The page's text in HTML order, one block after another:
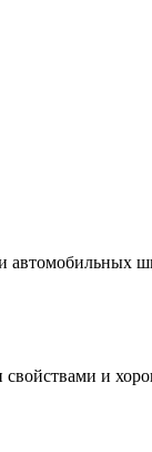
автомобильных
и